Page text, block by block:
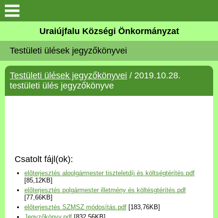
Köszöntő
Elérhetőségek
Uraiújfalu
Választási információk
Versenyképes Járások
Program
Uraiújfalu Községi Önkormányzat
Testületi ülések jegyzőkönyvei
Testületi ülések jegyzőkönyvei / 2019.10.28.
testületi ülés jegyzőkönyve
Csatolt fájl(ok):
előterjesztés alpolgármester tiszteletdíj és költségtérítés.pdf
[85,12KB]
előterjesztés polgármester illetmény és költésgtérítés.pdf
[77,66KB]
előterjesztés SZMSZ módosítás.pdf [183,76KB]